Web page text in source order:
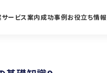
サービス案内成功事例お役立ち情報